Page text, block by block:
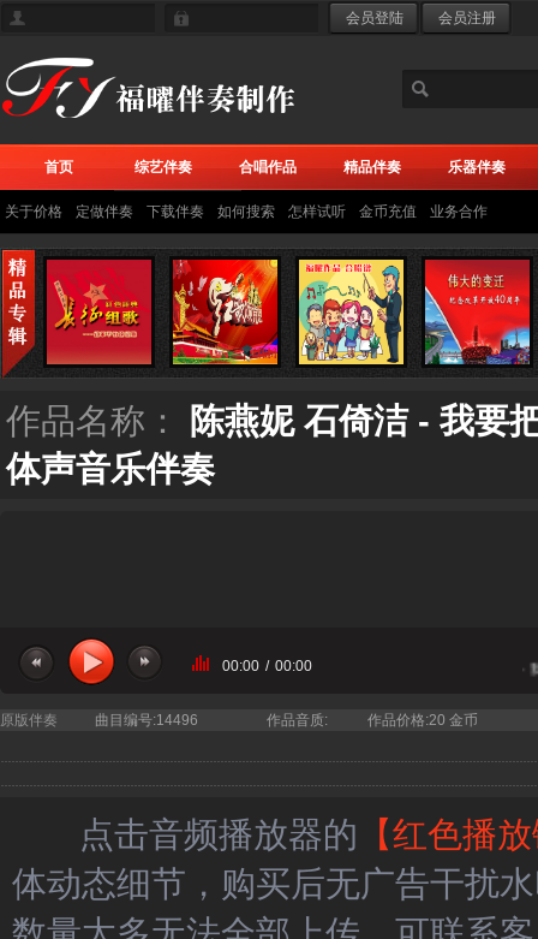
首页 综艺伴奏 合唱作品 精品伴奏 乐器伴奏
关于价格 定做伴奏 下载伴奏 如何搜索 怎样试听 金币充值 业务合作
作品名称：
陈燕妮 石倚洁 - 我要
体声音乐伴奏
当前曲目：陈燕妮 石倚洁 -
00:00 / 00:00
原版伴奏 曲目编号:14496 作品音质: 作品价格:20 金币
点击音频播放器的 【红色播
体动态细节，购买后无广告干扰